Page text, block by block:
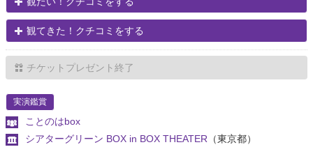
観てきた！クチコミをする
チケットプレゼント終了
実演鑑賞
ことのはbox
シアターグリーン BOX in BOX THEATER （東京都）